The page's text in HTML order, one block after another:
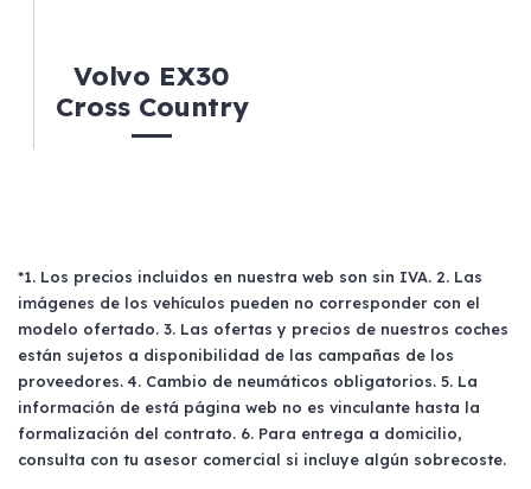
Volvo EX30
Cross Country
*1. Los precios incluidos en nuestra web son sin IVA. 2. Las
imágenes de los vehículos pueden no corresponder con el
modelo ofertado. 3. Las ofertas y precios de nuestros coches
están sujetos a disponibilidad de las campañas de los
proveedores. 4. Cambio de neumáticos obligatorios. 5. La
información de está página web no es vinculante hasta la
formalización del contrato. 6. Para entrega a domicilio,
consulta con tu asesor comercial si incluye algún sobrecoste.